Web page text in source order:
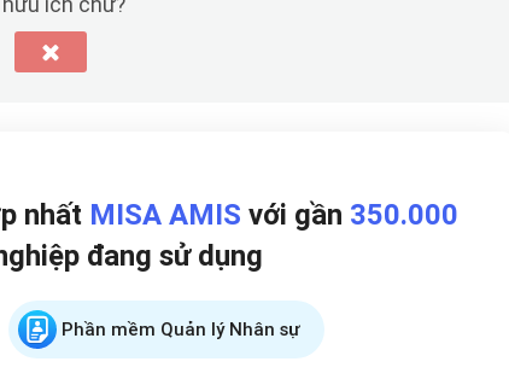
nhất MISA AMIS với gần 350.000
đang sử dụng
Phần mềm Quản lý Nhân sự